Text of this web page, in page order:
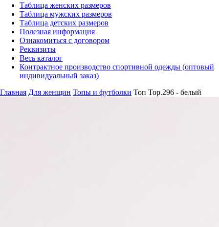
Таблица женских размеров
Таблица мужских размеров
Таблица детских размеров
Полезная информация
Ознакомиться с договором
Реквизиты
Весь каталог
Контрактное производство спортивной одежды (оптовый
индивидуальный заказ)
Главная Для женщин Топы и футболки Топ Top.296 - белый